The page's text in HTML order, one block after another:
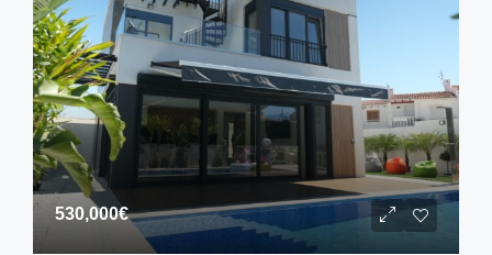
530,000€